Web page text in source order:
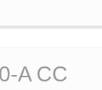
A CC